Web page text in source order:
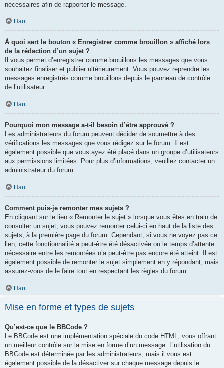
nécessaires afin de rapporter le message.
Haut
À quoi sert le bouton « Enregistrer comme brouillon » affiché lors
de la rédaction d’un sujet ?
Il vous permet d’enregistrer comme brouillons les messages que vous
souhaitez finaliser et publier ultérieurement. Vous pouvez reprendre les
messages enregistrés comme brouillons depuis le panneau de contrôle
de l’utilisateur.
Haut
Pourquoi mon message a-t-il besoin d’être approuvé ?
Les administrateurs du forum peuvent décider de soumettre à des
vérifications les messages que vous rédigez sur le forum. Il est
également possible que vous ayez été placé dans un groupe d’utilisateurs
aux permissions limitées. Pour plus d’informations, veuillez contacter un
administrateur du forum.
Haut
Comment puis-je remonter mes sujets ?
En cliquant sur le lien « Remonter le sujet » lorsque vous êtes en train de
consulter un sujet, vous pouvez remonter celui-ci en haut de la liste des
sujets, à la première page du forum. Cependant, si vous ne voyez pas ce
lien, cette fonctionnalité a peut-être été désactivée ou le temps d’attente
nécessaire entre les remontées n’a peut-être pas encore été atteint. Il est
également possible de remonter le sujet simplement en y répondant, mais
assurez-vous de le faire tout en respectant les règles du forum.
Haut
Mise en forme et types de sujets
Qu’est-ce que le BBCode ?
Le BBCode est une implémentation spéciale du code HTML, vous offrant
un meilleur contrôle sur la mise en forme d’un message. L’utilisation du
BBCode est déterminée par les administrateurs, mais il vous est
également possible de la désactiver sur chaque message depuis le